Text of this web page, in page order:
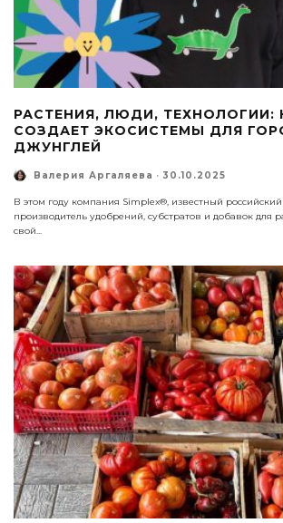
РАСТЕНИЯ, ЛЮДИ, ТЕХНОЛОГИИ:
СОЗДАЕТ ЭКОСИСТЕМЫ ДЛЯ
ДЖУНГЛЕЙ
Валерия Аргаляева · 30.10.2025
В этом году компания Simplex®, известный
производитель удобрений, субстратов и добавок для
свой...